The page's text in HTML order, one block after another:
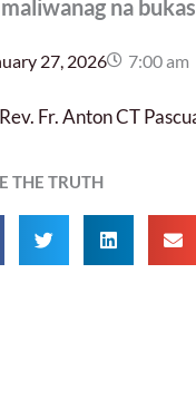
na
27, 2026 7:00 am
Rev. Fr. Anton CT
THE TRUTH